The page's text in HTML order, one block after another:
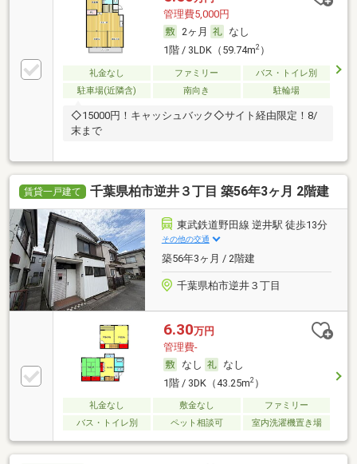
管理費5,000円
2ヶ月
なし
1階 / 3LDK（59.74m2）
礼金なし ファミリー
バス・トイレ別
駐車場(近隣含)
南向き 駐輪場
◇15000円！キャッシュバック◇サイト経由限定！8/
末まで
賃貸一戸建て 千葉県柏市逆井３丁目 築56年3ヶ月 2階建
東武鉄道野田線 逆井駅 徒歩13分
その他の交通
築56年3ヶ月 / 2階建
千葉県柏市逆井３丁目
6.30万円
管理費-
なし
なし
1階 / 3DK（43.25m2）
礼金なし 敷金なし
ファミリー
バス・トイレ別
ペット相談可 室内洗濯機置き場